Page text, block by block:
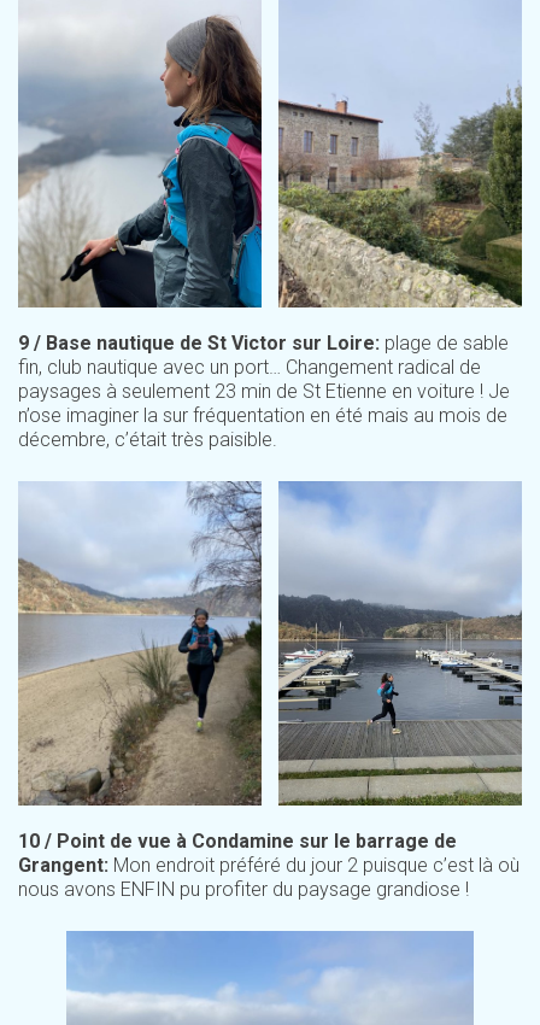
9 / Base nautique de St Victor sur Loire: plage de sable
fin, club nautique avec un port… Changement radical de
paysages à seulement 23 min de St Etienne en voiture ! Je
n’ose imaginer la sur fréquentation en été mais au mois de
décembre, c’était très paisible.
10 / Point de vue à Condamine sur le barrage de
Grangent: Mon endroit préféré du jour 2 puisque c’est là où
nous avons ENFIN pu profiter du paysage grandiose !